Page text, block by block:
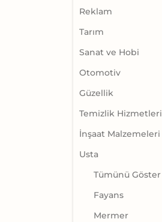
Reklam
Tarım
Sanat ve Hobi
Otomotiv
Güzellik
Temizlik Hizmetleri
İnşaat Malzemeleri
Usta
Tümünü Göster
Fayans
Mermer